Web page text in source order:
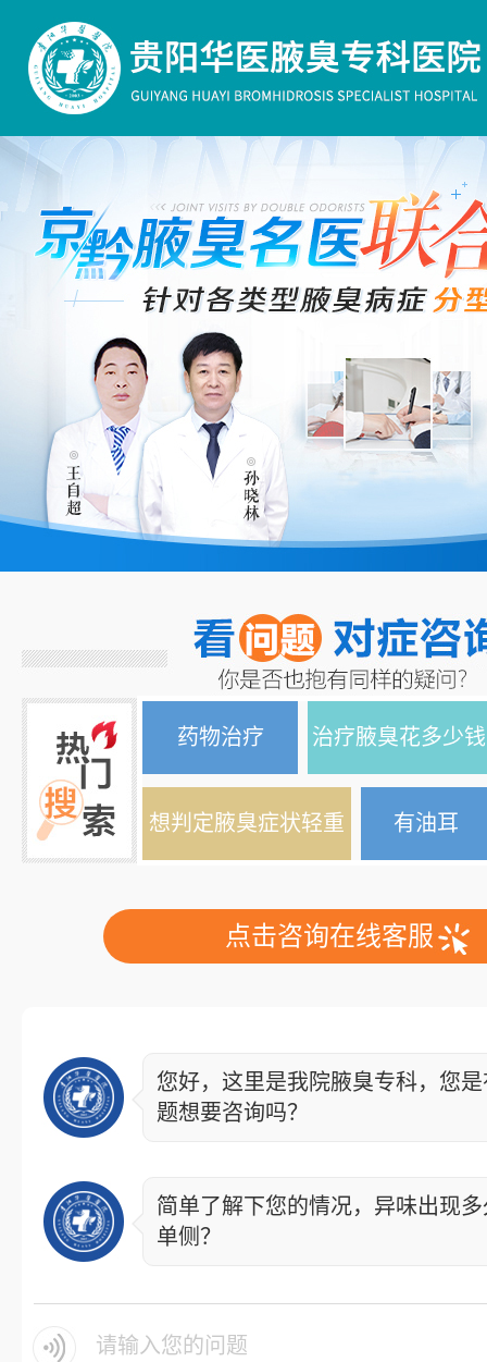
药物治疗 治疗腋臭花多少钱
想判定腋臭症状轻重 有油耳
点击咨询在线客服
您好，这里是我院腋臭专科，您
题想要咨询吗？
简单了解下您的情况，异味出现
单侧？
请输入您的问题.